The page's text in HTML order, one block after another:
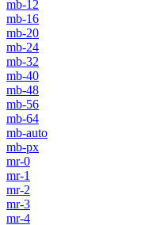
mb-12
mb-16
mb-20
mb-24
mb-32
mb-40
mb-48
mb-56
mb-64
mb-auto
mb-px
mr-0
mr-1
mr-2
mr-3
mr-4